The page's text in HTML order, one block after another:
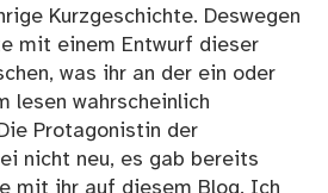
Kurzgeschichte. Deswegen
mit einem Entwurf dieser
was ihr an der ein oder
lesen wahrscheinlich
Protagonistin der
nicht neu, es gab bereits
mit ihr auf diesem Blog. Ich